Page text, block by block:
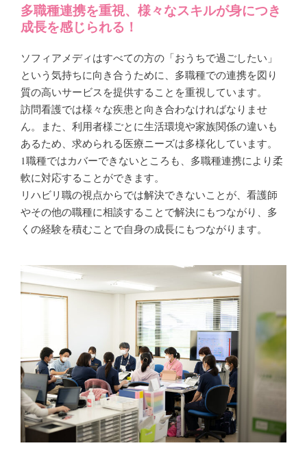
多職種連携を重視、様々なスキルが身につき
成長を感じられる！
ソフィアメディはすべての方の「おうちで過ごしたい」
という気持ちに向き合うために、多職種での連携を図り
質の高いサービスを提供することを重視しています。
訪問看護では様々な疾患と向き合わなければなりませ
ん。また、利用者様ごとに生活環境や家族関係の違いも
あるため、求められる医療ニーズは多様化しています。
1職種ではカバーできないところも、多職種連携により柔
軟に対応することができます。
リハビリ職の視点からでは解決できないことが、看護師
やその他の職種に相談することで解決にもつながり、多
くの経験を積むことで自身の成長にもつながります。